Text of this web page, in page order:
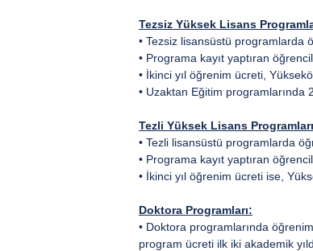
Tezsiz Yüksek Lisans
• Tezsiz lisansüstü programlarda
• Programa kayıt yaptıran
• İkinci yıl öğrenim ücreti,
• Uzaktan Eğitim programlarında
Tezli Yüksek Lisans
• Tezli lisansüstü programlarda
• Programa kayıt yaptıran
• İkinci yıl öğrenim ücreti ise,
Doktora Programları:
• Doktora programlarında
program ücreti ilk iki akademik